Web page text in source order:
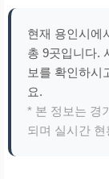
현재 용인시에
총 9곳입니다.
보를 확인하시
요.
* 본 정보는 경
되며 실시간